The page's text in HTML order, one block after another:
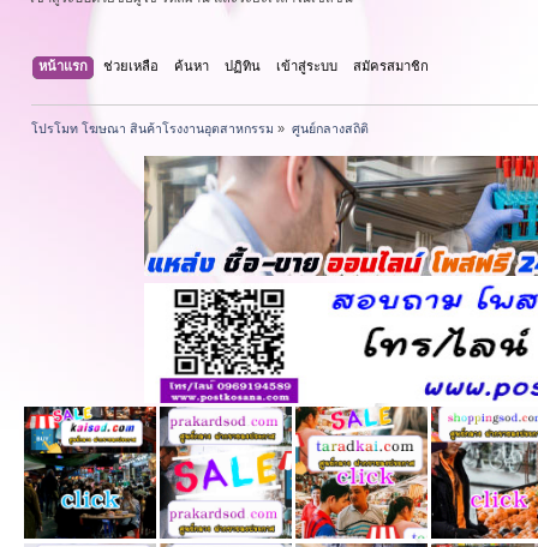
หน้าแรก ช่วยเหลือ ค้นหา ปฏิทิน เข้าสู่ระบบ สมัครสมาชิก
โปรโมท โฆษณา สินค้าโรงงานอุตสาหกรรม » ศูนย์กลางสถิติ